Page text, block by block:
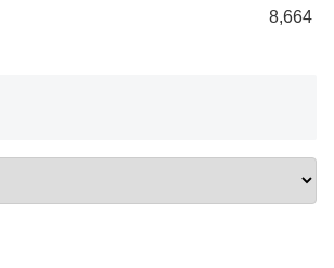
8,664